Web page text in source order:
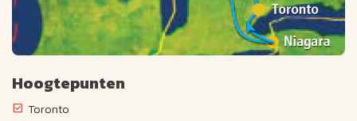
Hoogtepunten
Toronto